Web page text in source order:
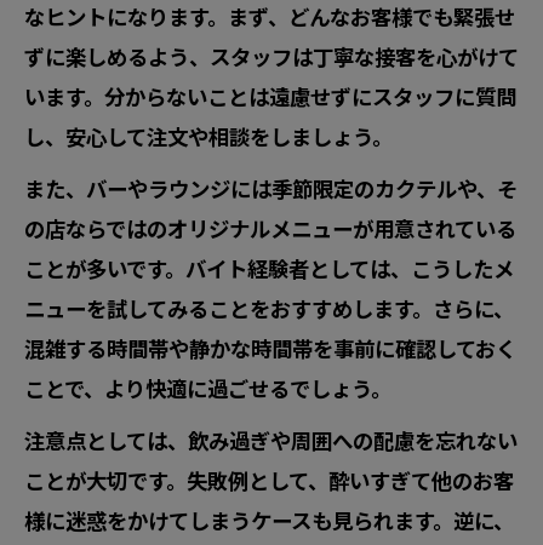
なヒントになります。まず、どんなお客様でも緊張せ
ずに楽しめるよう、スタッフは丁寧な接客を心がけて
います。分からないことは遠慮せずにスタッフに質問
し、安心して注文や相談をしましょう。
また、バーやラウンジには季節限定のカクテルや、そ
の店ならではのオリジナルメニューが用意されている
ことが多いです。バイト経験者としては、こうしたメ
ニューを試してみることをおすすめします。さらに、
混雑する時間帯や静かな時間帯を事前に確認しておく
ことで、より快適に過ごせるでしょう。
注意点としては、飲み過ぎや周囲への配慮を忘れない
ことが大切です。失敗例として、酔いすぎて他のお客
様に迷惑をかけてしまうケースも見られます。逆に、